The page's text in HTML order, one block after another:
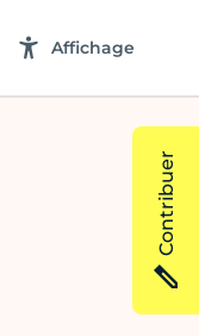
Affichage
Contribuer